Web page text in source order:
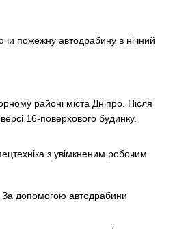
районі міста Дніпро. Після
16-поверхового будинку.
За допомогою автодрабини